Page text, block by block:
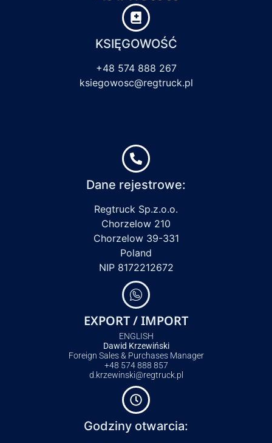
KSIĘGOWOŚĆ
+48 574 888 267
ksiegowosc@regtruck.pl
Dane rejestrowe:
Regtruck Sp.z.o.o.
Chorzelow 210
Chorzelow 39-331
Poland
NIP 8172212672
EXPORT / IMPORT
ENGLISH
Dawid Krzewiński
Foreign Sales & Purchases Manager
+48 574 888 857
d.krzewinski@regtruck.pl
Godziny otwarcia: